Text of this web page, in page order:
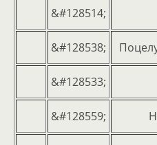
&#128514;
&#128538;
&#128533;
&#128559;